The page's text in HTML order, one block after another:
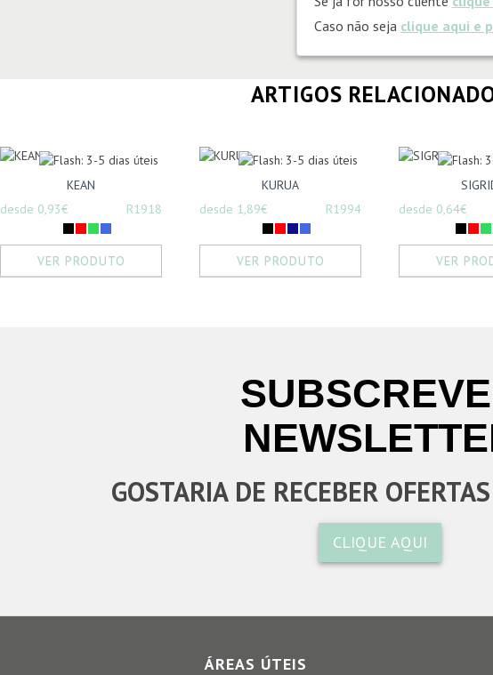
Caso não seja clique aqui e
ARTIGOS
KEAN
desde 0,93€
R1918
VER PRODUTO
KURUA
desde 1,89€
R1994
VER PRODUTO
desde 0,64€
VER
GOSTARIA DE RECEBER
CLIQUE AQUI
ÁREAS ÚTEIS